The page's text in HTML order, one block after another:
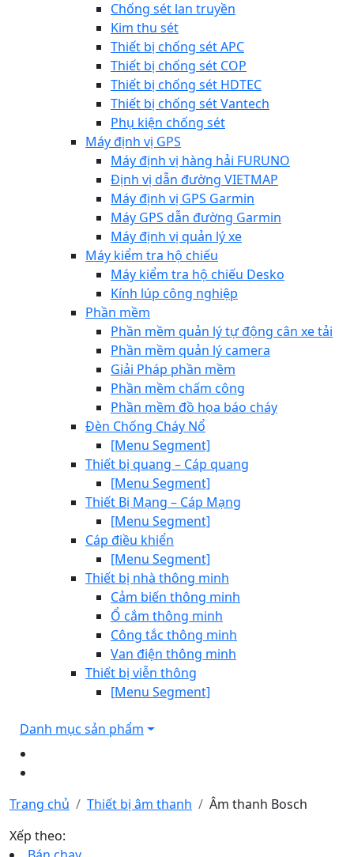
Chống sét lan truyền
Kim thu sét
Thiết bị chống sét APC
Thiết bị chống sét COP
Thiết bị chống sét HDTEC
Thiết bị chống sét Vantech
Phụ kiện chống sét
Máy định vị GPS
Máy định vị hàng hải FURUNO
Định vị dẫn đường VIETMAP
Máy định vị GPS Garmin
Máy GPS dẫn đường Garmin
Máy định vị quản lý xe
Máy kiểm tra hộ chiếu
Máy kiểm tra hộ chiếu Desko
Kính lúp công nghiệp
Phần mềm
Phần mềm quản lý tự động cân xe tải
Phần mềm quản lý camera
Giải Pháp phần mềm
Phần mềm chấm công
Phần mềm đồ họa báo cháy
Đèn Chống Cháy Nổ
[Menu Segment]
Thiết bị quang – Cáp quang
[Menu Segment]
Thiết Bị Mạng – Cáp Mạng
[Menu Segment]
Cáp điều khiển
[Menu Segment]
Thiết bị nhà thông minh
Cảm biến thông minh
Ổ cắm thông minh
Công tắc thông minh
Van điện thông minh
Thiết bị viễn thông
[Menu Segment]
Danh mục sản phẩm
Trang chủ Thiết bị âm thanh
Âm thanh Bosch
Xếp theo: